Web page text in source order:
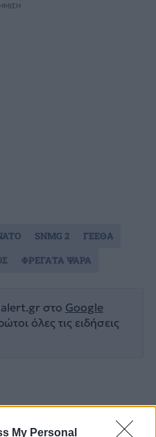
My Personal
στο Google
όλες τις ειδήσεις
SNMG 2
ΓΕΕΘΑ
ΦΡΕΓΑΤΑ ΨΑΡΑ